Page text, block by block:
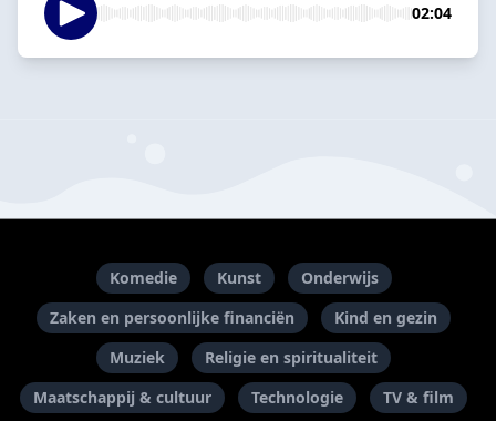
02:04
Komedie Kunst
Onderwijs
Zaken en persoonlijke financiën
Kind en gezin
Muziek
Religie en spiritualiteit
Maatschappij & cultuur
Technologie TV & film